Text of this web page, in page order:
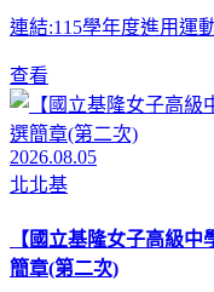
連結:115學年度進用運
查看
2026.08.05
北北基
【國立基隆女子高級
簡章(第二次)